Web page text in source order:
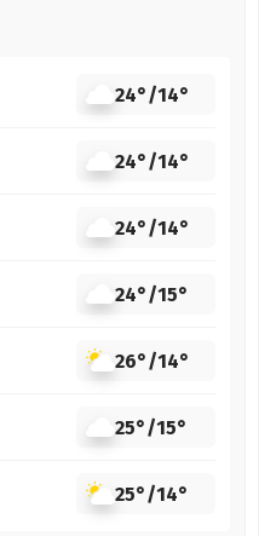
24°/14°
24°/14°
24°/14°
24°/15°
26°/14°
25°/15°
25°/14°